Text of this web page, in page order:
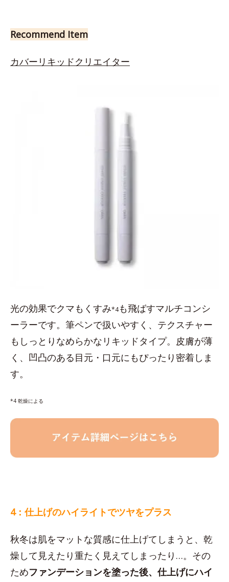
Recommend Item
カバーリキッドクリエイター
光の効果でクマもくすみ*4も飛ばすマルチコンシ
ーラーです。筆ペンで扱いやすく、テクスチャー
もしっとりなめらかなリキッドタイプ。皮膚が薄
く、凹凸のある目元・口元にもぴったり密着しま
す。
*4 乾燥による
4：仕上げのハイライトでツヤをプラス
秋冬は肌をマットな質感に仕上げてしまうと、乾
燥して見えたり重たく見えてしまったり…。その
ためファンデーションを塗った後、仕上げにハイ